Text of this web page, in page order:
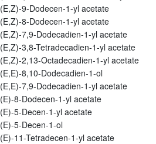
(E,Z)-9-Dodecen-1-yl acetate
(E,Z)-8-Dodecen-1-yl acetate
(E,Z)-7,9-Dodecadien-1-yl acetate
(E,Z)-3,8-Tetradecadien-1-yl acetate
(E,Z)-2,13-Octadecadien-1-yl acetate
(E,E)-8,10-Dodecadien-1-ol
(E,E)-7,9-Dodecadien-1-yl acetate
(E)-8-Dodecen-1-yl acetate
(E)-5-Decen-1-yl acetate
(E)-5-Decen-1-ol
(E)-11-Tetradecen-1-yl acetate